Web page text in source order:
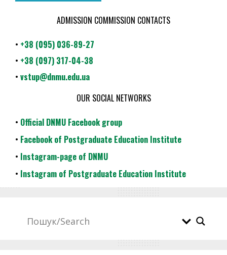
ADMISSION COMMISSION CONTACTS
• +38 (095) 036-89-27
• +38 (097) 317-04-38
• vstup@dnmu.edu.ua
OUR SOCIAL NETWORKS
• Official DNMU Facebook group
• Facebook of Postgraduate Education Institute
• Instagram-page of DNMU
• Instagram of Postgraduate Education Institute